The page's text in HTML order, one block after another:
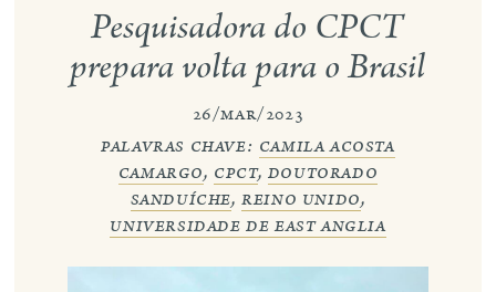
nossas pesquisas
notícias
eventos
contato
Pesquisadora do CPCT
prepara volta para o Brasil
26/mar/2023
palavras chave: camila acosta
camargo, cpct, doutorado
sanduíche,reino unido,
universidade de east anglia